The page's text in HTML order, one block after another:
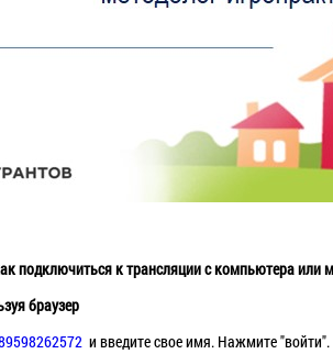
подключиться к трансляции с компьютера или
браузер
и введите свое имя. Нажмите "войти".